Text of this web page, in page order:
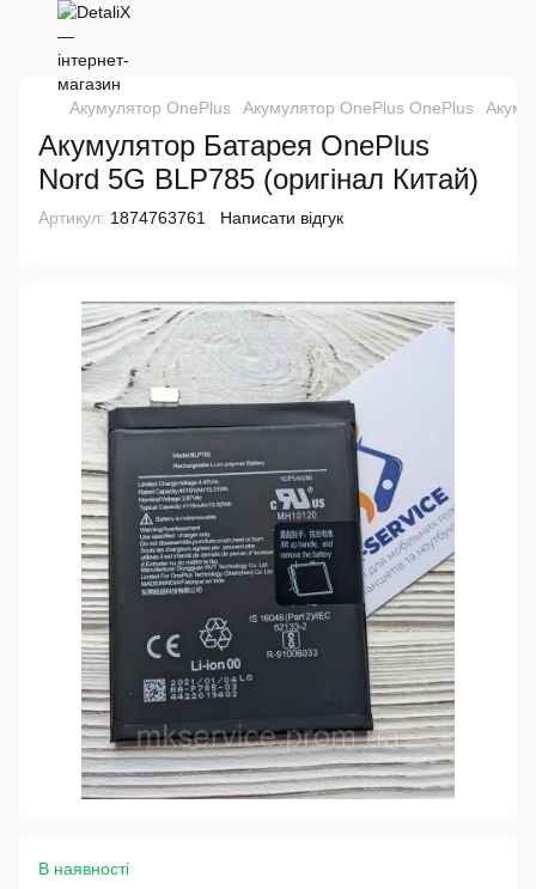
Акумулятор OnePlus Акумулятор OnePlus OnePlus
Акумулятор Батарея OnePlus
Nord 5G BLP785 (оригінал Китай)
Артикул: 1874763761 Написати відгук
В наявності